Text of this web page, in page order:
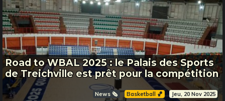
Road to WBAL 2025 : le Palais des Sports
de Treichville est prêt pour la compétition
News 🗞️ Basketball 🏀 Jeu, 20 Nov 2025